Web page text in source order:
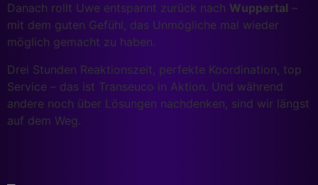
Danach rollt Uwe entspannt zurück nach Wuppertal –
mit dem guten Gefühl, das Unmögliche mal wieder
möglich gemacht zu haben.
Drei Stunden Reaktionszeit, perfekte Koordination, top
Service – das ist Transeuco in Aktion. Und während
andere noch über Lösungen nachdenken, sind wir längst
auf dem Weg.